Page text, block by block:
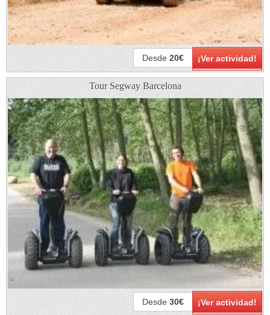
¡Ver actividad!
Desde 20€
Tour Segway Barcelona​
¡Ver actividad!
Desde 30€